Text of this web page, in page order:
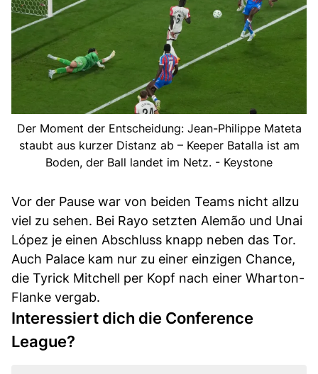
Der Moment der Entscheidung: Jean-Philippe Mateta
staubt aus kurzer Distanz ab – Keeper Batalla ist am
Boden, der Ball landet im Netz. - Keystone
Vor der Pause war von beiden Teams nicht allzu
viel zu sehen. Bei Rayo setzten Alemão und Unai
López je einen Abschluss knapp neben das Tor.
Auch Palace kam nur zu einer einzigen Chance,
die Tyrick Mitchell per Kopf nach einer Wharton-
Flanke vergab.
Interessiert dich die Conference
League?